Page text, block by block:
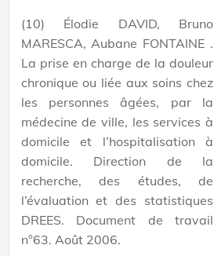
(10) Élodie DAVID, Bruno
MARESCA, Aubane FONTAINE .
La prise en charge de la douleur
chronique ou liée aux soins chez
les personnes âgées, par la
médecine de ville, les services à
domicile et l’hospitalisation à
domicile. Direction de la
recherche, des études, de
l’évaluation et des statistiques
DREES. Document de travail
n°63. Août 2006.